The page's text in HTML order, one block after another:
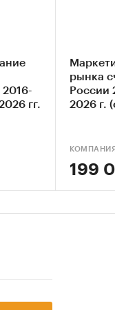
2016-
гг.
рынка
России
2026 г.
199